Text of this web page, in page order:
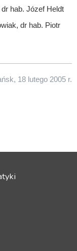
hab. Józef Heldt
dr hab. Piotr
18 lutego 2005 r.